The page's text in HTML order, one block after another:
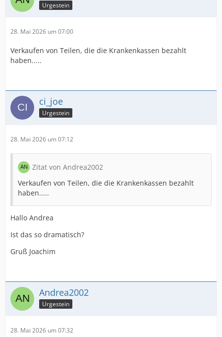
Urgestein
28. Mai 2026 um 07:00
Verkaufen von Teilen, die die Krankenkassen bezahlt
haben.....
ci_joe
Urgestein
28. Mai 2026 um 07:12
Zitat von Andrea2002
Verkaufen von Teilen, die die Krankenkassen bezahlt
haben.....
Hallo Andrea
Ist das so dramatisch?
Gruß Joachim
Andrea2002
Urgestein
28. Mai 2026 um 07:32